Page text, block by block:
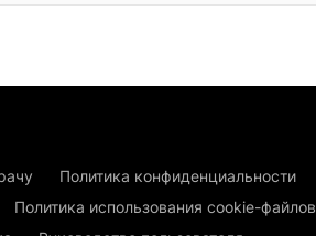
Политика конфиденциальности
Политика использования cookie-файлов